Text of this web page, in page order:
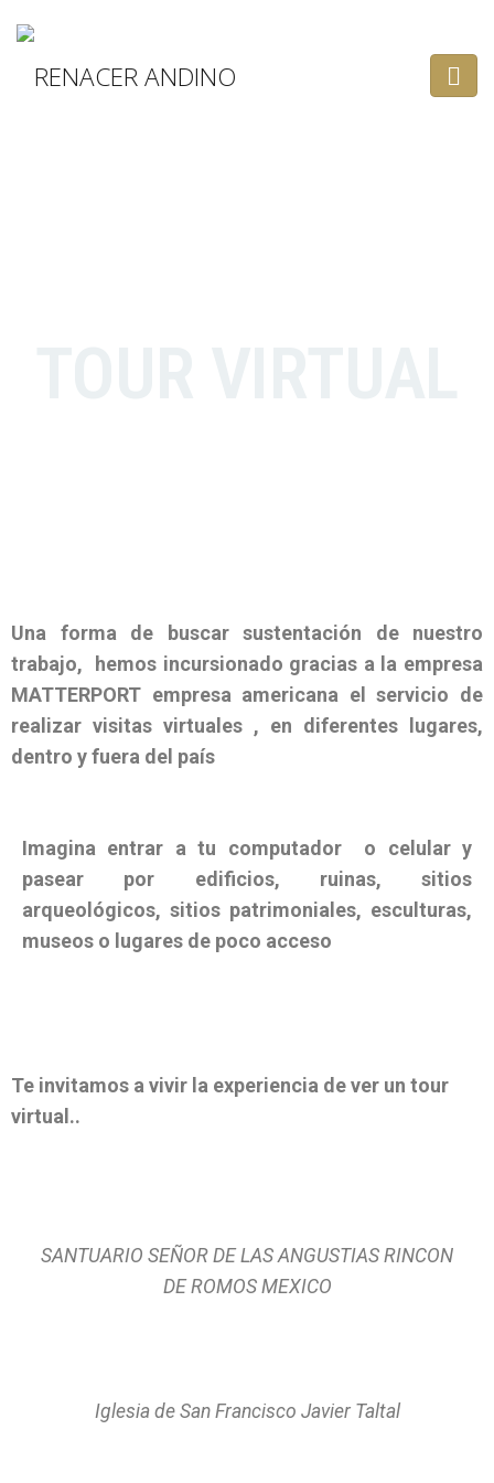
Una forma de buscar sustentación de nuestro
trabajo, hemos incursionado gracias a la empresa
MATTERPORT empresa americana el servicio de
realizar visitas virtuales , en diferentes lugares,
dentro y fuera del país
Imagina entrar a tu computador o celular y
pasear por edificios, ruinas, sitios
arqueológicos, sitios patrimoniales, esculturas,
museos o lugares de poco acceso
Te invitamos a vivir la experiencia de ver un tour
virtual..
SANTUARIO SEÑOR DE LAS ANGUSTIAS RINCON
DE ROMOS MEXICO
Iglesia de San Francisco Javier Taltal